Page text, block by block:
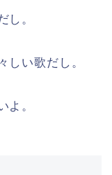
し。
しい歌だし。
よ。